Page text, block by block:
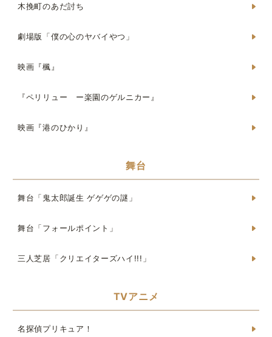
木挽町のあだ討ち
劇場版「僕の心のヤバイやつ」
映画『楓』
『ペリリュー ー楽園のゲルニカー』
映画『港のひかり』
舞台
舞台「鬼太郎誕生 ゲゲゲの謎」
舞台「フォールポイント」
三人芝居「クリエイターズハイ!!!」
TVアニメ
名探偵プリキュア！